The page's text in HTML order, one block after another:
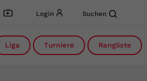
Login Suchen
Liga Turniere Rangliste